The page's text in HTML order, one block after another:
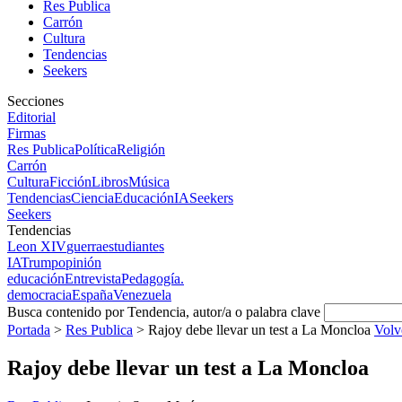
Res Publica
Carrón
Cultura
Tendencias
Seekers
Secciones
Editorial
Firmas
Res PublicaPolíticaReligión
Carrón
CulturaFicciónLibrosMúsica
TendenciasCienciaEducaciónIASeekers
Seekers
Tendencias
Leon XIVguerraestudiantes
IATrumpopinión
educaciónEntrevistaPedagogía.
democraciaEspañaVenezuela
Busca contenido por Tendencia, autor/a o palabra clave
Portada > Res Publica > Rajoy debe llevar un test a La Moncloa
Rajoy debe llevar un test a La Moncloa